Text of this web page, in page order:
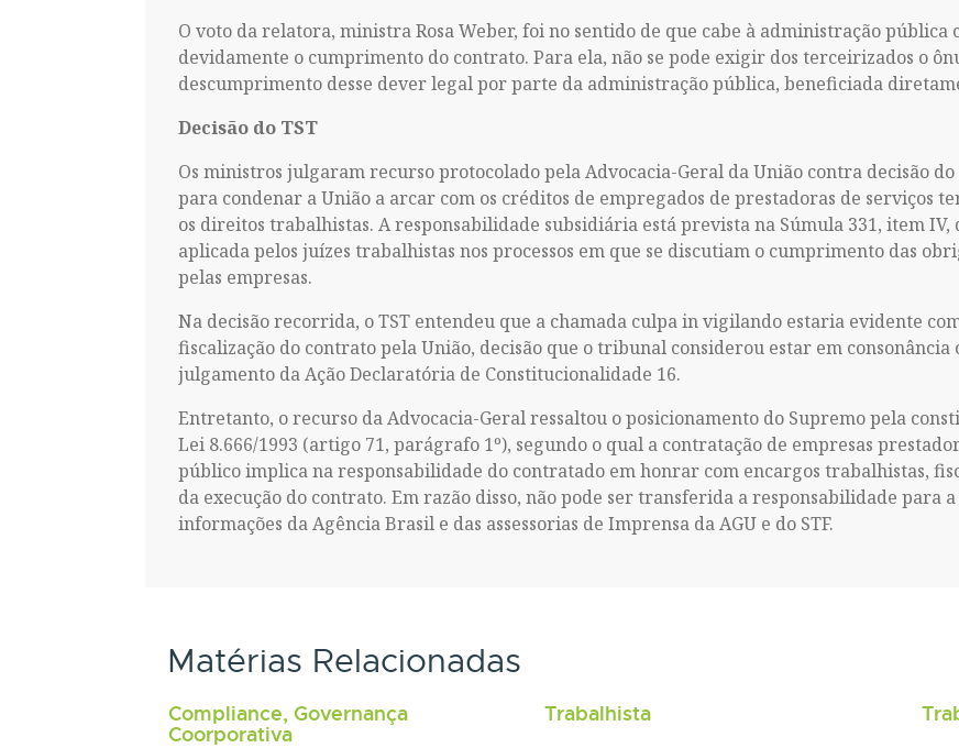
O voto da relatora, ministra Rosa Weber, foi no sentido de que cabe à administração
devidamente o cumprimento do contrato. Para ela, não se pode exigir dos terceirizados o
descumprimento desse dever legal por parte da administração pública, beneficiada
Decisão do TST
Os ministros julgaram recurso protocolado pela Advocacia-Geral da União contra decisão
para condenar a União a arcar com os créditos de empregados de prestadoras de serviços
os direitos trabalhistas. A responsabilidade subsidiária está prevista na Súmula 331, item IV,
aplicada pelos juízes trabalhistas nos processos em que se discutiam o cumprimento das
pelas empresas.
Na decisão recorrida, o TST entendeu que a chamada culpa in vigilando estaria evidente
fiscalização do contrato pela União, decisão que o tribunal considerou estar em consonância
julgamento da Ação Declaratória de Constitucionalidade 16.
Entretanto, o recurso da Advocacia-Geral ressaltou o posicionamento do Supremo pela
Lei 8.666/1993 (artigo 71, parágrafo 1º), segundo o qual a contratação de empresas
público implica na responsabilidade do contratado em honrar com encargos trabalhistas,
da execução do contrato. Em razão disso, não pode ser transferida a responsabilidade para
informações da Agência Brasil e das assessorias de Imprensa da AGU e do STF.
Matérias Relacionadas
Compliance, Governança
Coorporativa
Trabalhista